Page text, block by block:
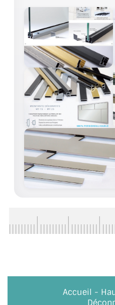
VERRIÈRE TYPE ATELIER
VERRES TEXTURÉS
PLEXIGLAS PMMA
DOUBLE VITRAGE
ACCESSOIRES &
CATALOGUE DE
VERRE
LES FIXATIONS POUR
LES PROFILS PAROI DE
BOUTONS ET POIGNÉES
Accueil -